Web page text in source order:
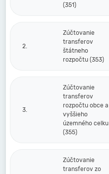
(351)
2.
Zúčtovanie
transferov
štátneho
rozpočtu (353)
3.
Zúčtovanie
transferov
rozpočtu obce a
vyššieho
územného celku
(355)
Zúčtovanie
transferov zo